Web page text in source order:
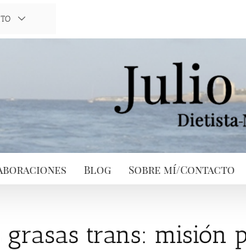
Blog Sobre mí/Contacto
trans: misión